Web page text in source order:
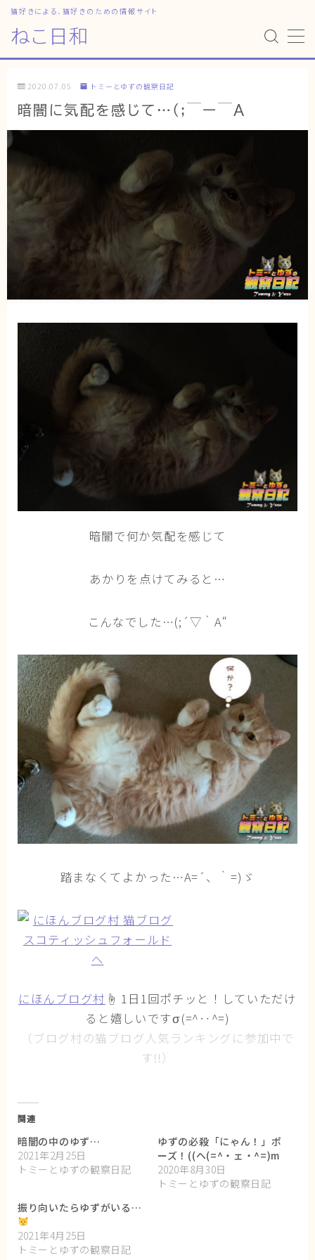
ねこ日和
猫好きによる、猫好きのための情報サイト
MENU
ねこ日和
猫暮らしの平均
ゆずとシンバの日常
猫の健康・ケア関連
猫の行動学・不思議な習性
猫と人間の共生・社会問題
猫の雑学・トリビア
猫との暮らし・生活設計
猫と暮らす快適環境づくり
猫と暮らすシニアライフ
ねこの飼い方
基本ガイド（ねこの飼い方、しつけ、食事）
行動と心理（ねこの習性、気持ちの読み方）
ブログ
トミーとゆずの観察日記
ゆず日和
プロフィール
2020.07.05 トミーとゆずの観察日記
暗闇に気配を感じて…(;￣ー￣A
暗闇で何か気配を感じて
あかりを点けてみると…
こんなでした…(;´▽｀A“
踏まなくてよかった…A=´、｀=)ゞ
にほんブログ村 ☝ 1日1回ポチッと！していただけ
ると嬉しいですσ(=^‥^=)
（ブログ村の猫ブログ人気ランキングに参加中で
す!!）
関連
暗闇の中のゆず…
2021年2月25日
トミーとゆずの観察日記
ゆずの必殺「にゃん！」ポ
ーズ！((ヘ(=^・ェ・^=)m
2020年8月30日
トミーとゆずの観察日記
振り向いたらゆずがいる…
2021年4月25日
トミーとゆずの観察日記